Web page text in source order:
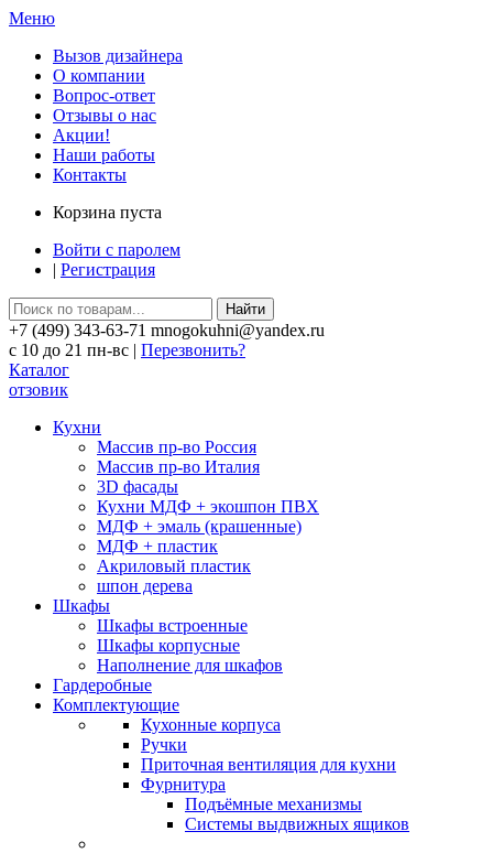
Меню
Вызов дизайнера
О компании
Вопрос-ответ
Отзывы о нас
Акции!
Наши работы
Контакты
Корзина пуста
Войти с паролем
| Регистрация
Найти
+7 (499) 343-63-71 mnogokuhni@yandex.ru
c 10 до 21 пн-вс | Перезвонить?
Каталог
отзовик
Кухни
Массив пр-во Россия
Массив пр-во Италия
3D фасады
Кухни МДФ + экошпон ПВХ
МДФ + эмаль (крашенные)
МДФ + пластик
Акриловый пластик
шпон дерева
Шкафы
Шкафы встроенные
Шкафы корпусные
Наполнение для шкафов
Гардеробные
Комплектующие
Кухонные корпуса
Ручки
Приточная вентиляция для кухни
Фурнитура
Подъёмные механизмы
Системы выдвижных ящиков